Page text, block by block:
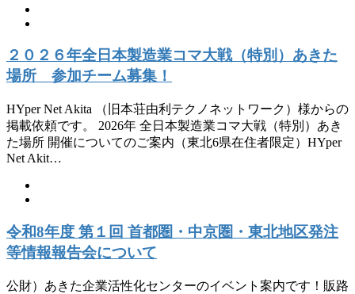
２０２６年全日本製造業コマ大戦（特別）あきた
場所 参加チーム募集！
HYper Net Akita （旧本荘由利テクノネットワーク）様からの
掲載依頼です。 2026年 全日本製造業コマ大戦（特別）あき
た場所 開催についてのご案内（東北6県在住者限定）HYper
Net Akit…
令和8年度 第１回 首都圏・中京圏・東北地区発注
等情報報告会について
公財）あきた企業活性化センターのイベント案内です！販路